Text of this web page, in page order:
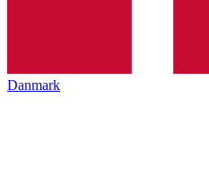
Danmark